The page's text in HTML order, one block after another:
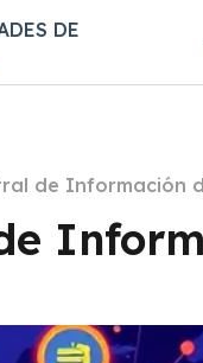
DE
de Información